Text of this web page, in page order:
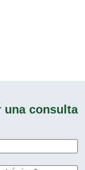
una consulta